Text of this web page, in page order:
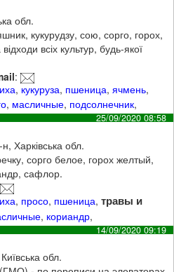
обл.
кукурудзу, сою, сорго, горох,
всіх культур, будь-якої
:
, кукуруза, пшеница,ячмень,
, масличные, подсолнечник,
25/09/2020 08:58
Харківська обл.
сорго белое, горох желтый,
сафлор.
, просо, пшеница,травы и
, кориандр,
14/09/2020 09:19
обл.